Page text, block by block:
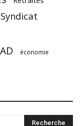
Syndicat
économie